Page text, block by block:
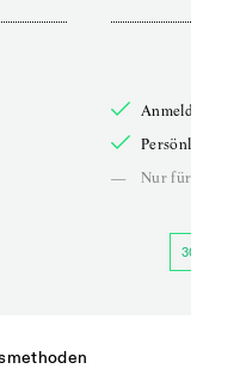
Anmelden
Persönliche
—
Nur für
30 TAGE